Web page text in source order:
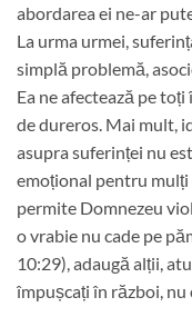
abordarea ei ne-ar
La urma urmei,
simplă problemă,
Ea ne afectează pe
de dureros. Mai mult,
asupra suferinței nu
emoțional pentru mulți
permite Domnezeu
o vrabie nu cade pe
10:29), adaugă alții,
împușcați în război, nu